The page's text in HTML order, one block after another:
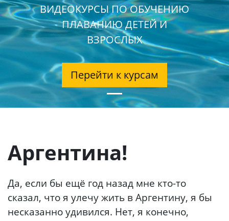
ВИДЕОКУРСЫ ПО ОБУЧЕНИЮ
ПЛАВАНИЮ ДЕТЕЙ И
ВЗРОСЛЫХ
Перейти к курсам
Аргентина!
Да, если бы ещё год назад мне кто-то
сказал, что я улечу жить в Аргентину, я бы
несказанно удивился. Нет, я конечно,